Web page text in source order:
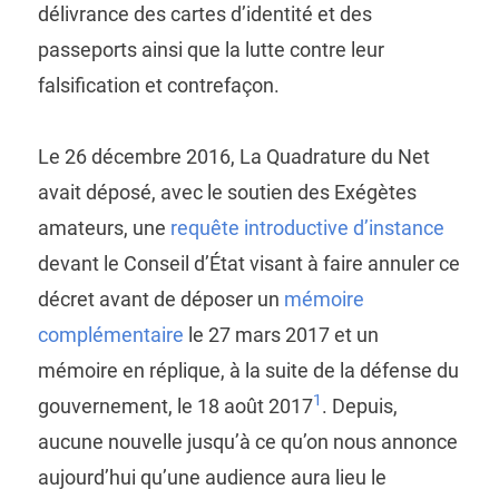
délivrance des cartes d’identité et des
passeports ainsi que la lutte contre leur
falsification et contrefaçon.
Le 26 décembre 2016, La Quadrature du Net
avait déposé, avec le soutien des Exégètes
amateurs, une requête introductive d’instance
devant le Conseil d’État visant à faire annuler ce
décret avant de déposer un mémoire
complémentaire le 27 mars 2017 et un
mémoire en réplique, à la suite de la défense du
gouvernement, le 18 août 20171 . Depuis,
aucune nouvelle jusqu’à ce qu’on nous annonce
aujourd’hui qu’une audience aura lieu le